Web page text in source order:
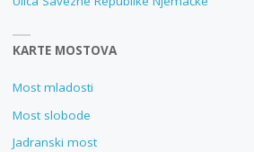
KARTE MOSTOVA
Most mladosti
Most slobode
Jadranski most